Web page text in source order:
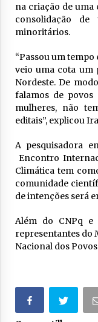
na criação de uma
consolidação
minoritários.
“Passou um
veio uma cota um
Nordeste. De
falamos de
mulheres, não
editais”, explicou
A pesquisadora
Encontro
Climática tem
comunidade
de intenções será
Além do CNPq e
representantes do
Nacional dos